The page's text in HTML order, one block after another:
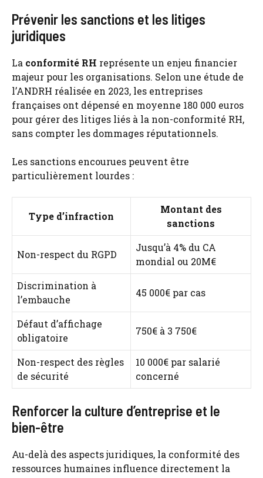
Prévenir les sanctions et les litiges
juridiques
La conformité RH représente un enjeu financier
majeur pour les organisations. Selon une étude de
l’ANDRH réalisée en 2023, les entreprises
françaises ont dépensé en moyenne 180 000 euros
pour gérer des litiges liés à la non-conformité RH,
sans compter les dommages réputationnels.
Les sanctions encourues peuvent être
particulièrement lourdes :
Type d’infraction
Montant des
sanctions
Non-respect du RGPD
Jusqu’à 4% du CA
mondial ou 20M€
Discrimination à
l’embauche
45 000€ par cas
Défaut d’affichage
obligatoire
750€ à 3 750€
Non-respect des règles
de sécurité
10 000€ par salarié
concerné
Renforcer la culture d’entreprise et le
bien-être
Au-delà des aspects juridiques, la conformité des
ressources humaines influence directement la